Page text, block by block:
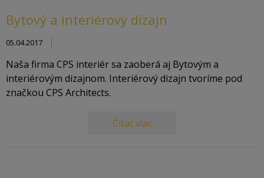
Bytový a interiérový dizajn
05.04.2017
Naša firma CPS interiér sa zaoberá aj Bytovým a
interiérovým dizajnom. Interiérový dizajn tvoríme pod
značkou CPS Architects.
Čítať viac